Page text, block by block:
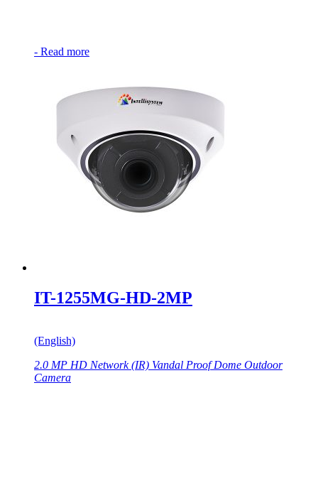
- Read more
IT-1255MG-HD-2MP
(English)
2.0 MP HD Network (IR) Vandal Proof Dome Outdoor
Camera